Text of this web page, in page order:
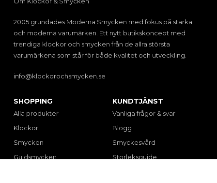
2005 grundades Moderna Smycken med fokus på starka
och moderna varumärken. Ett nytt butikskoncept med
trendiga klockor och smycken från de allra största
varumärkena som står för både kvalitet och utveckling.
info@klockorochsmycken.se
SHOPPING
Alla produkter
Klockor
Smycken
Guldsmycken
KUNDTJÄNST
Vanliga frågor & svar
Blogg
Smyckesvård
Storleksguide